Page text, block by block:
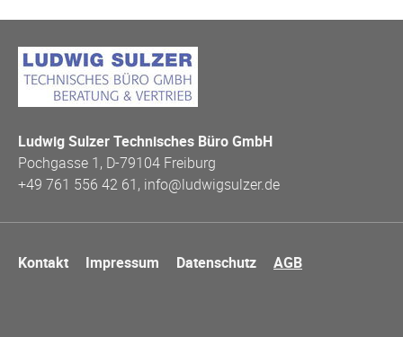
Ludwig Sulzer Technisches Büro GmbH
Pochgasse 1, D-79104 Freiburg
+49 761 556 42 61, info@ludwigsulzer.de
überspringen
Kontakt Impressum Datenschutz AGB